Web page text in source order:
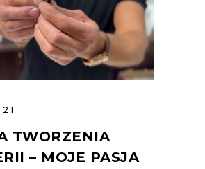
TWORZENIA
– MOJE PASJA